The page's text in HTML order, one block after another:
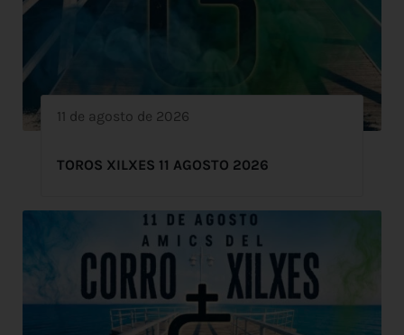
11 de agosto de 2026
TOROS XILXES 11 AGOSTO 2026